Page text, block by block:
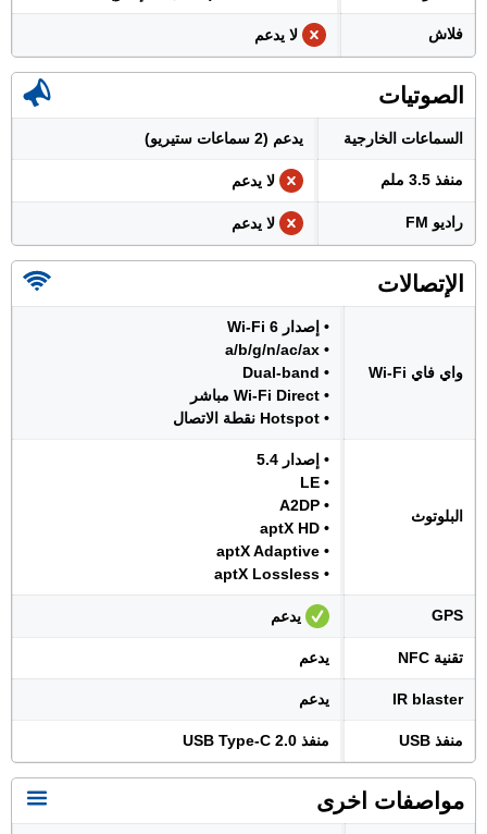
فلاش لا يدعم
الصوتيات
السماعات الخارجية يدعم (2 سماعات ستيريو)
منفذ 3.5 ملم لا يدعم
راديو FM لا يدعم
الإتصالات
واي فاي Wi-Fi
• إصدار Wi-Fi 6
• a/b/g/n/ac/ax
• Dual-band
• Wi-Fi Direct مباشر
• Hotspot نقطة الاتصال
البلوتوث
• إصدار 5.4
• LE
• A2DP
• aptX HD
• aptX Adaptive
• aptX Lossless
GPS يدعم
تقنية NFC يدعم
IR blaster يدعم
منفذ USB منفذ USB Type-C 2.0
مواصفات اخرى